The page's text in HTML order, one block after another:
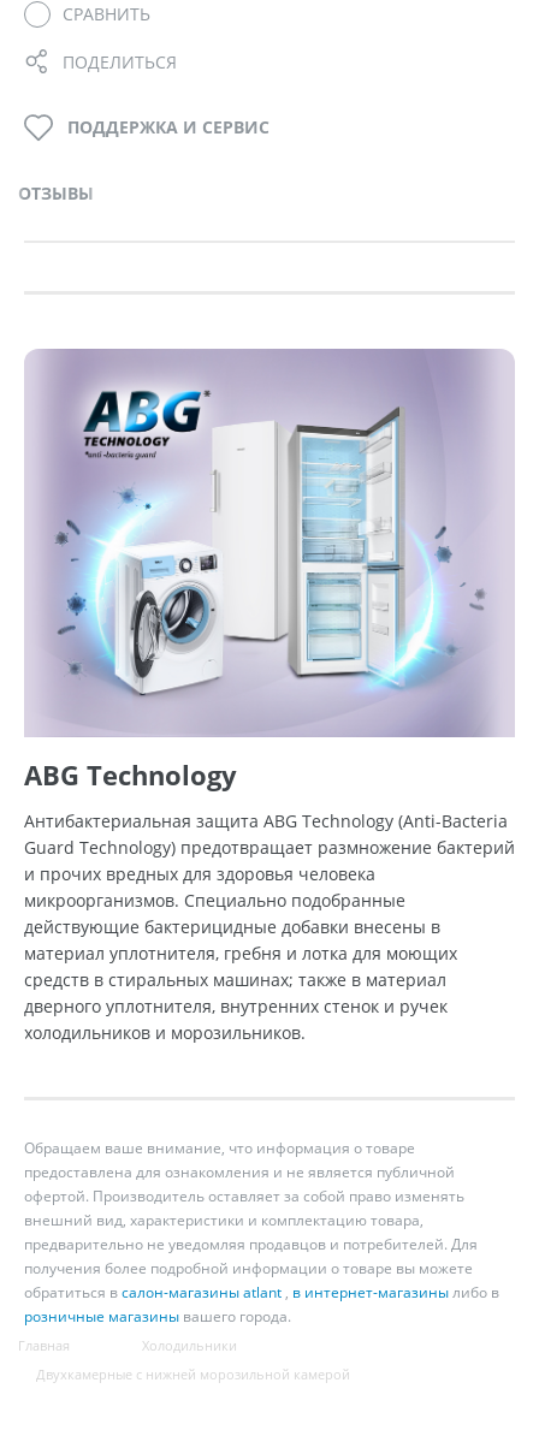
СРАВНИТЬ
ПОДЕЛИТЬСЯ
ОТЗЫВЫ
ПОДДЕРЖКА И СЕРВИС
ABG Technology
Антибактериальная защита ABG Technology (Anti-Bacteria
Guard Technology) предотвращает размножение бактерий
и прочих вредных для здоровья человека
микроорганизмов. Специально подобранные
действующие бактерицидные добавки внесены в
материал уплотнителя, гребня и лотка для моющих
средств в стиральных машинах; также в материал
дверного уплотнителя, внутренних стенок и ручек
холодильников и морозильников.
Обращаем ваше внимание, что информация о товаре
предоставлена для ознакомления и не является публичной
офертой. Производитель оставляет за собой право изменять
внешний вид, характеристики и комплектацию товара,
предварительно не уведомляя продавцов и потребителей. Для
получения более подробной информации о товаре вы можете
обратиться всалон-магазины atlant , в интернет-магазинылибо в
розничные магазины вашего города.
Главная
Холодильники
Двухкамерные с нижней морозильной камерой